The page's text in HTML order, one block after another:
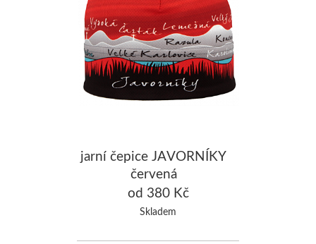
jarní čepice JAVORNÍKY
červená
od 380 Kč
Skladem